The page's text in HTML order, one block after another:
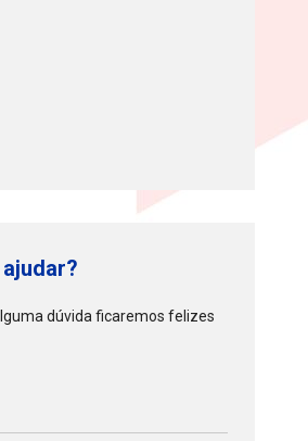
dúvida ficaremos felizes